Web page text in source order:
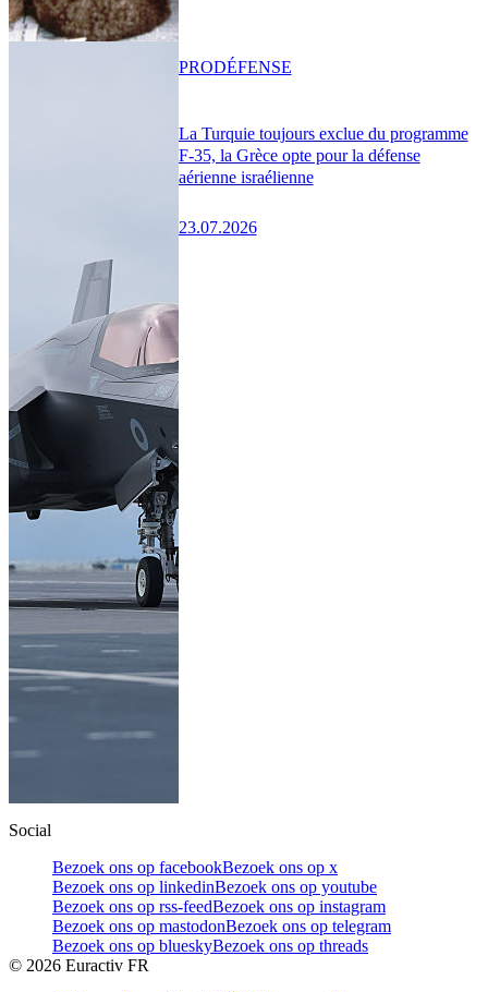
La Turquie toujours exclue du programme
F-35, la Grèce opte pour la défense
aérienne israélienne
23.07.2026
PRODÉFENSE
Social
Bezoek ons op facebookBezoek ons op x
Bezoek ons op linkedinBezoek ons op youtube
Bezoek ons op rss-feedBezoek ons op instagram
Bezoek ons op mastodonBezoek ons op telegram
Bezoek ons op blueskyBezoek ons op threads
© 2026 Euractiv FR